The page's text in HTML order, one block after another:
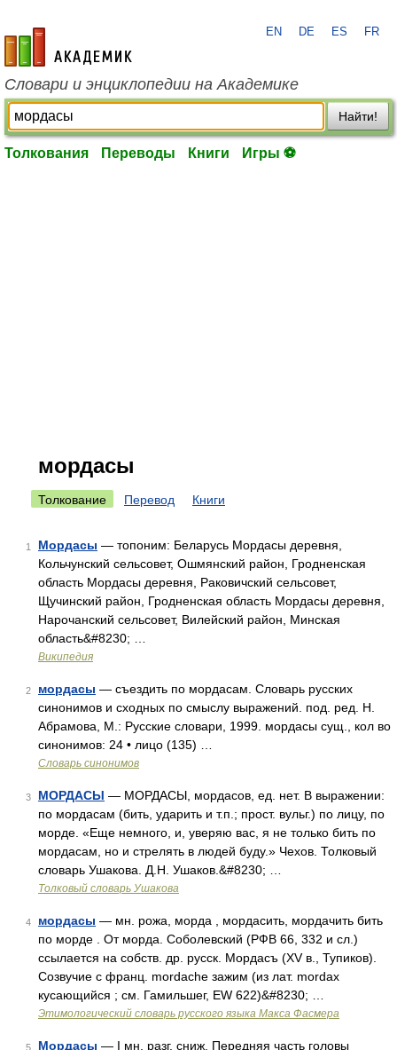
academic.ru
EN DE ES FR
Словари и энциклопедии на Академике
Найти!
Толкования Переводы Книги Игры ⚽
мордасы
Толкование Перевод Книги
1 Мордасы — топоним: Беларусь Мордасы деревня,
Кольчунский сельсовет, Ошмянский район, Гродненская
область Мордасы деревня, Раковичский сельсовет,
Щучинский район, Гродненская область Мордасы деревня,
Нарочанский сельсовет, Вилейский район, Минская
область&#8230; …
Википедия
2 мордасы — съездить по мордасам. Словарь русских
синонимов и сходных по смыслу выражений. под. ред. Н.
Абрамова, М.: Русские словари, 1999. мордасы сущ., кол во
синонимов: 24 • лицо (135) …
Словарь синонимов
3 МОРДАСЫ — МОРДАСЫ, мордасов, ед. нет. В выражении:
по мордасам (бить, ударить и т.п.; прост. вульг.) по лицу, по
морде. «Еще немного, и, уверяю вас, я не только бить по
мордасам, но и стрелять в людей буду.» Чехов. Толковый
словарь Ушакова. Д.Н. Ушаков.&#8230; …
Толковый словарь Ушакова
4 мордасы — мн. рожа, морда , мордасить, мордачить бить
по морде . От морда. Соболевский (РФВ 66, 332 и сл.)
ссылается на собств. др. русск. Мордасъ (ХV в., Тупиков).
Созвучие с франц. mordache зажим (из лат. mordaх
кусающийся ; см. Гамильшег, ЕW 622)&#8230; …
Этимологический словарь русского языка Макса Фасмера
5 Мордасы — I мн. разг. сниж. Передняя часть головы